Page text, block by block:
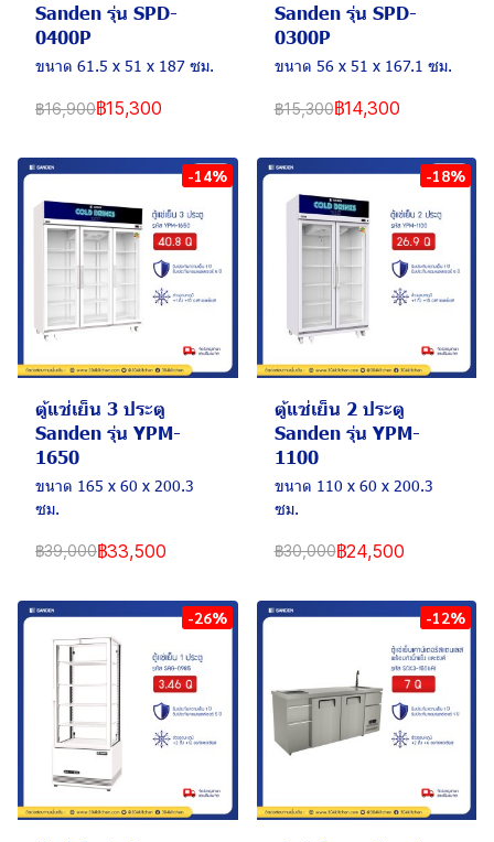
Sanden รุ่น SPD-
0400P
ขนาด 61.5 x 51 x 187 ซม.
฿16,900฿15,300
Sanden รุ่น SPD-
0300P
ขนาด 56 x 51 x 167.1 ซม.
฿15,300฿14,300
-14%
ตู้แช่เย็น 3 ประตู
Sanden รุ่น YPM-
1650
ขนาด 165 x 60 x 200.3
ซม.
฿39,000฿33,500
-18%
ตู้แช่เย็น 2 ประตู
Sanden รุ่น YPM-
1100
ขนาด 110 x 60 x 200.3
ซม.
฿30,000฿24,500
-26% -12%